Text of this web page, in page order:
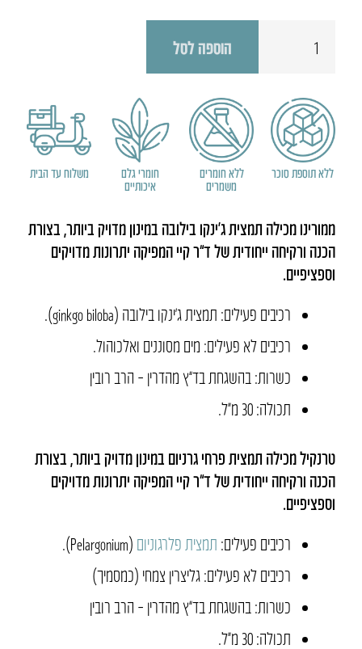
ממורינו
הוספה לסל
ללא תוספת סוכר
ללא חומרים
משמרים
חומרי גלם
איכותיים
משלוח עד הבית
ממורינו מכילה תמצית ג’ינקו בילובה במינון מדויק ביותר, בצורת
הכנה ורקיחה ייחודית של ד”ר קיי המפיקה יתרונות מדויקים
וספציפיים.
רכיבים פעילים: תמצית ג’ינקו בילובה (ginkgo biloba).
רכיבים לא פעילים: מים מסוננים ואלכוהול.
כשרות: בהשגחת בד”ץ מהדרין – הרב רובין
תכולה: 30 מ״ל.
טרנקיל מכילה תמצית פרחי גרניום במינון מדויק ביותר, בצורת
הכנה ורקיחה ייחודית של ד”ר קיי המפיקה יתרונות מדויקים
וספציפיים.
רכיבים פעילים: תמצית פלרגוניום (Pelargonium).
רכיבים לא פעילים: גליצרין צמחי (כמסמיך)
כשרות: בהשגחת בד”ץ מהדרין – הרב רובין
תכולה: 30 מ״ל.